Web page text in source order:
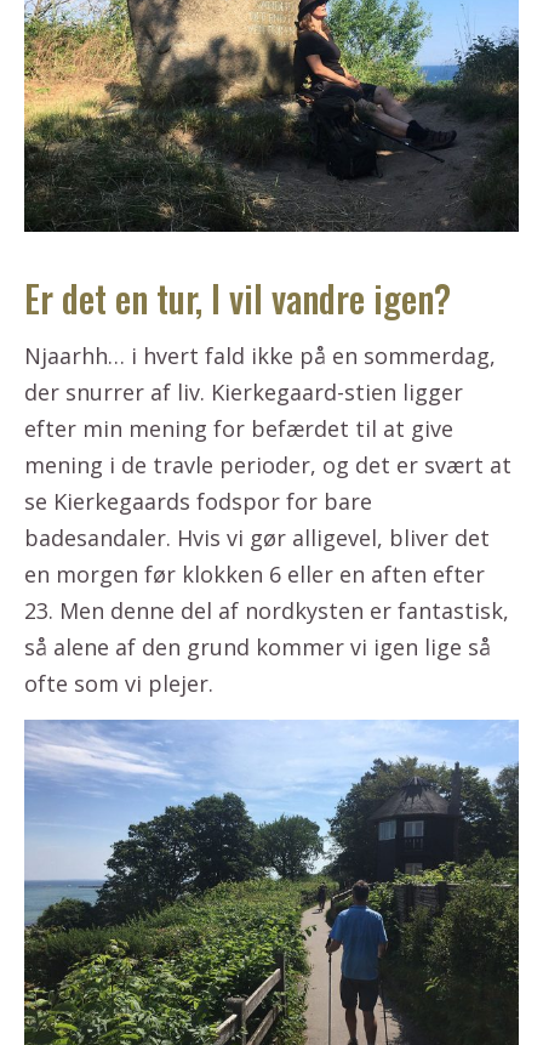
Er det en tur, I vil vandre igen?
Njaarhh… i hvert fald ikke på en sommerdag,
der snurrer af liv. Kierkegaard-stien ligger
efter min mening for befærdet til at give
mening i de travle perioder, og det er svært at
se Kierkegaards fodspor for bare
badesandaler. Hvis vi gør alligevel, bliver det
en morgen før klokken 6 eller en aften efter
23. Men denne del af nordkysten er fantastisk,
så alene af den grund kommer vi igen lige så
ofte som vi plejer.